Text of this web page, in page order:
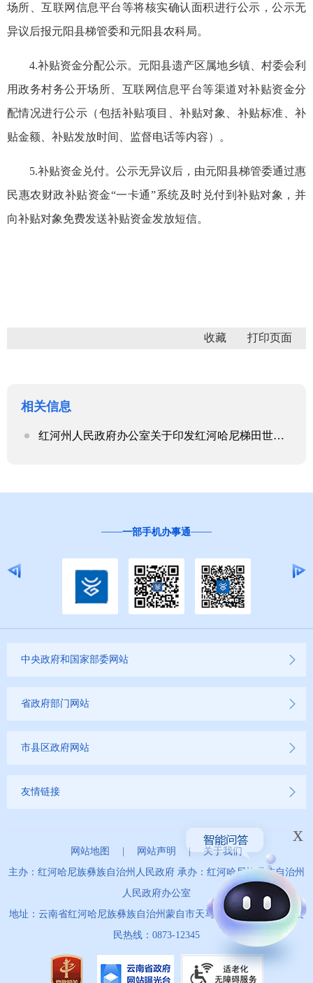
场所、互联网信息平台等将核实确认面积进行公示，公示无
异议后报元阳县梯管委和元阳县农科局。
4.补贴资金分配公示。元阳县遗产区属地乡镇、村委会利
用政务村务公开场所、互联网信息平台等渠道对补贴资金分
配情况进行公示（包括补贴项目、补贴对象、补贴标准、补
贴金额、补贴发放时间、监督电话等内容）。
5.补贴资金兑付。公示无异议后，由元阳县梯管委通过惠
民惠农财政补贴资金“一卡通”系统及时兑付到补贴对象，并
向补贴对象免费发送补贴资金发放短信。
收藏
相关信息
红河州人民政府办公室关于印发红河哈尼梯田世界文化遗产区稻作农业补贴办法（试行）的通知
“互联网+督查”
中央政府和国家部委网站
省政府部门网站
市县区政府网站
友情链接
网站地图 网站声明 |关于我们
主办：红河哈尼族彝族自治州人民政府 承办：红河哈尼族彝族自治州
人民政府办公室
地址：云南省红河哈尼族彝族自治州蒙自市天马路67号 政务服务便
民热线：0873-12345
x